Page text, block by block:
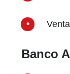
Banco